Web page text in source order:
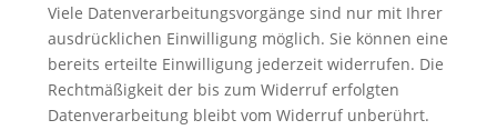
Viele Datenverarbeitungsvorgänge sind nur mit Ihrer
ausdrücklichen Einwilligung möglich. Sie können eine
bereits erteilte Einwilligung jederzeit widerrufen. Die
Rechtmäßigkeit der bis zum Widerruf erfolgten
Datenverarbeitung bleibt vom Widerruf unberührt.